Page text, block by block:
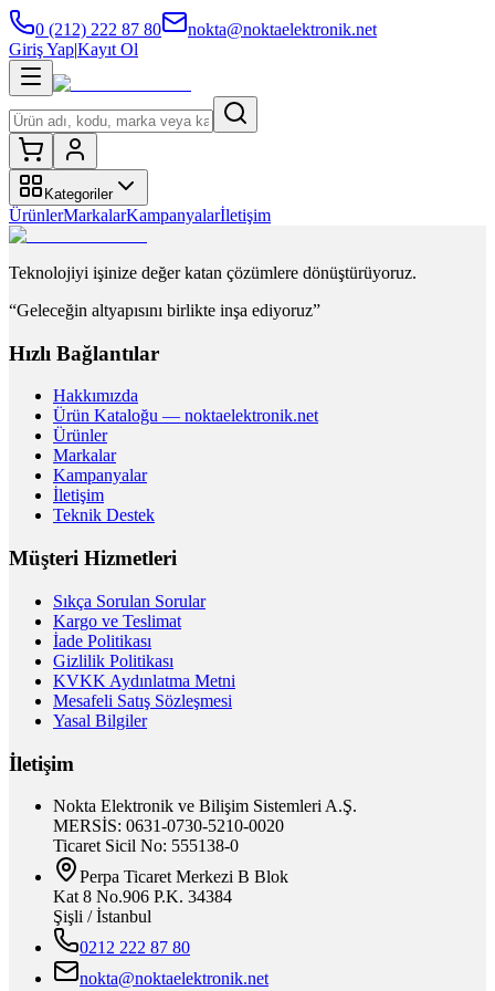
0 (212) 222 87 80
nokta@noktaelektronik.net
Giriş Yap|Kayıt Ol
Kategoriler
ÜrünlerMarkalarKampanyalarİletişim
Teknolojiyi işinize değer katan çözümlere dönüştürüyoruz.
“Geleceğin altyapısını birlikte inşa ediyoruz”
Hızlı Bağlantılar
Hakkımızda
Ürün Kataloğu — noktaelektronik.net
Ürünler
Markalar
Kampanyalar
İletişim
Teknik Destek
Müşteri Hizmetleri
Sıkça Sorulan Sorular
Kargo ve Teslimat
İade Politikası
Gizlilik Politikası
KVKK Aydınlatma Metni
Mesafeli Satış Sözleşmesi
Yasal Bilgiler
İletişim
Nokta Elektronik ve Bilişim Sistemleri A.Ş.
MERSİS: 0631-0730-5210-0020
Ticaret Sicil No: 555138-0
Perpa Ticaret Merkezi B Blok
Kat 8 No.906 P.K. 34384
Şişli / İstanbul
0212 222 87 80
nokta@noktaelektronik.net